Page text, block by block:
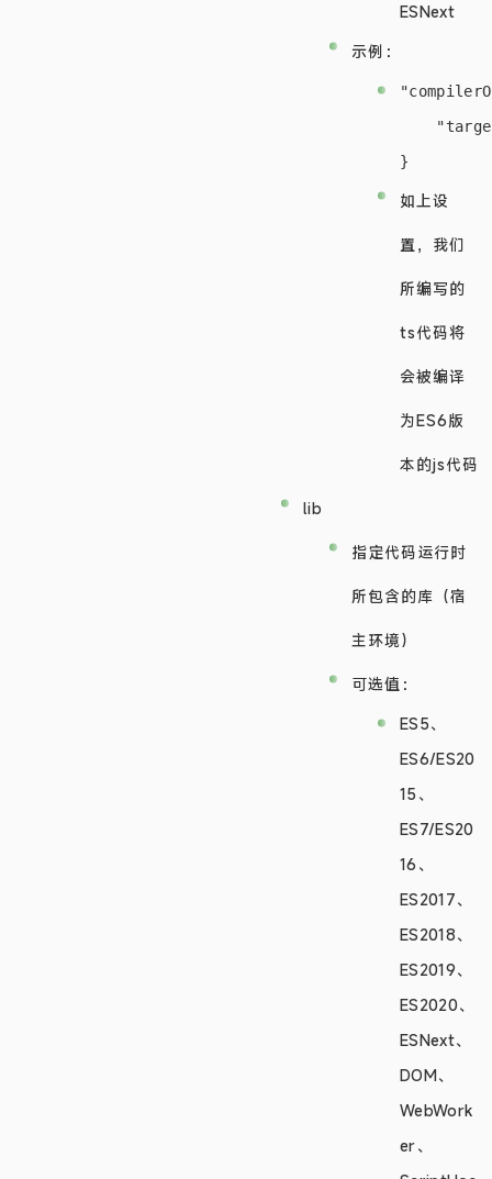
ESNext
示例：
如上设
置，我们
所编写的
ts代码将
会被编译
为ES6版
本的js代码
lib
指定代码运行时
所包含的库（宿
主环境）
可选值：
ES5、
ES6/ES20
15、
ES7/ES20
16、
ES2017、
ES2018、
ES2019、
ES2020、
ESNext、
DOM、
WebWork
er、